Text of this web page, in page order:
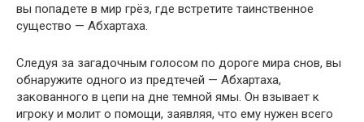
вы попадете в мир грёз, где встретите таинственное
существо — Абхартаха.
Следуя за загадочным голосом по дороге мира снов, вы
обнаружите одного из предтечей — Абхартаха,
закованного в цепи на дне темной ямы. Он взывает к
игроку и молит о помощи, заявляя, что ему нужен всего